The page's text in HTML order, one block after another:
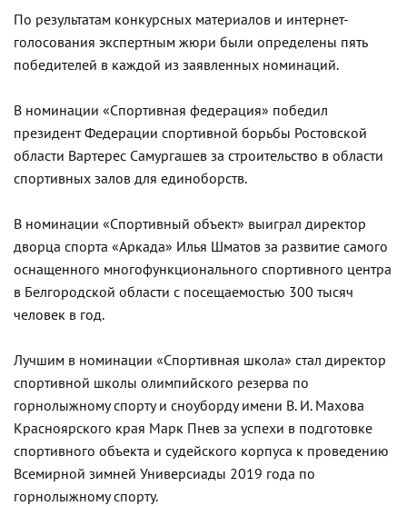
По результатам конкурсных материалов и интернет-
голосования экспертным жюри были определены пять
победителей в каждой из заявленных номинаций.
В номинации «Спортивная федерация» победил
президент Федерации спортивной борьбы Ростовской
области Вартерес Самургашев за строительство в области
спортивных залов для единоборств.
В номинации «Спортивный объект» выиграл директор
дворца спорта «Аркада» Илья Шматов за развитие самого
оснащенного многофункционального спортивного центра
в Белгородской области с посещаемостью 300 тысяч
человек в год.
Лучшим в номинации «Спортивная школа» стал директор
спортивной школы олимпийского резерва по
горнолыжному спорту и сноуборду имени В. И. Махова
Красноярского края Марк Пнев за успехи в подготовке
спортивного объекта и судейского корпуса к проведению
Всемирной зимней Универсиады 2019 года по
горнолыжному спорту.